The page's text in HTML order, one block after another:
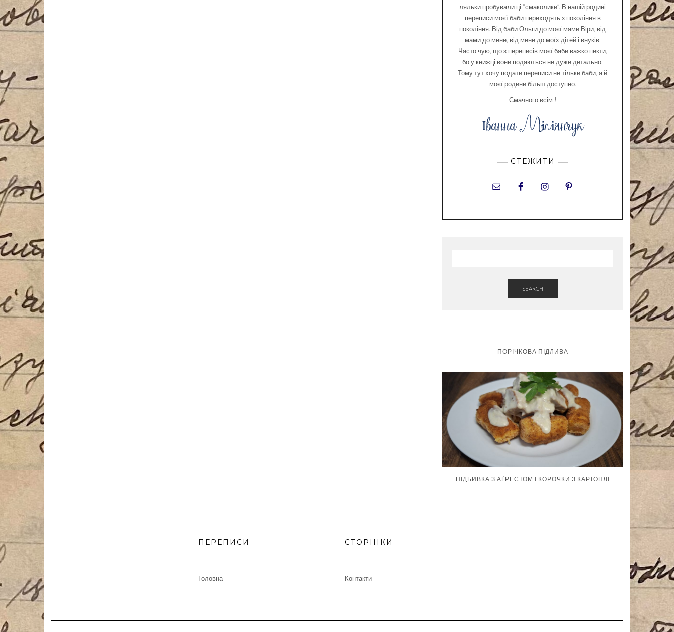
ляльки пробували ці “смаколики”. В нашій родині
переписи моєї баби переходять з покоління в
покоління. Від баби Ольги до моєї мами Віри, від
мами до мене, від мене до моїх дітей і внуків.
Часто чую, що з переписів моєї баби важко пекти,
бо у книжці вони подаються не дуже детально.
Тому тут хочу подати переписи не тільки баби, а й
моєї родини більш доступно.
Смачного всім !
СТЕЖИТИ
SEARCH
ПОРІЧКОВА ПІДЛИВА
ПІДБИВКА З АҐРЕСТОМ І КОРОЧКИ З КАРТОПЛІ
ПЕРЕПИСИ
Головна
СТОРІНКИ
Контакти